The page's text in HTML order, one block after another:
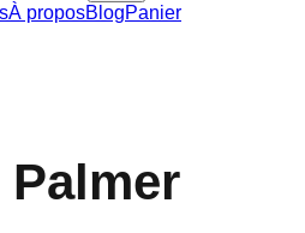
À proposBlogPanier
Palmer